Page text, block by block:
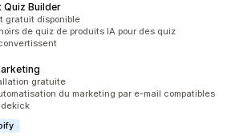
Quiz Builder
gratuit disponible
de quiz de produits IA pour des quiz
gratuite
du marketing par e-mail compatibles